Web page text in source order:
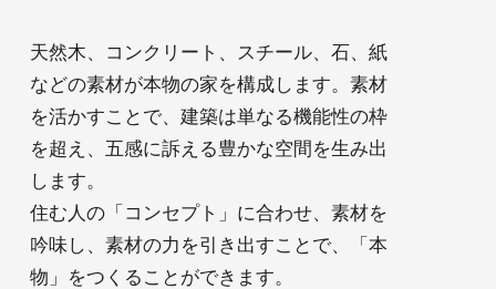
天然木、コンクリート、スチール、石、紙
などの素材が本物の家を構成します。素材
を活かすことで、建築は単なる機能性の枠
を超え、五感に訴える豊かな空間を生み出
します。
住む人の「コンセプト」に合わせ、素材を
吟味し、素材の力を引き出すことで、「本
物」をつくることができます。